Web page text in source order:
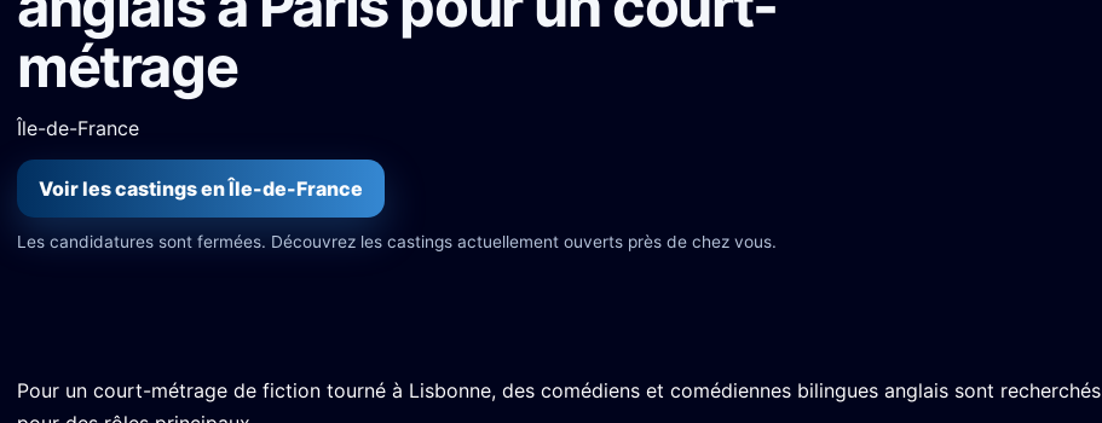
métrage
Île-de-France
Voir les castings en Île-de-France
Les candidatures sont fermées. Découvrez les castings actuellement ouverts près de chez vous.
Pour un court-métrage de fiction tourné à Lisbonne, des comédiens et comédiennes bilingues anglais sont recherchés